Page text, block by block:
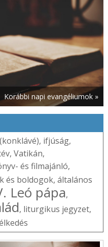
Korábbi napi evangéliumok »
, ifjúság,
, Vatikán,
és filmajánló,
és boldogok, általános
Leó pápa,
, liturgikus jegyzet,